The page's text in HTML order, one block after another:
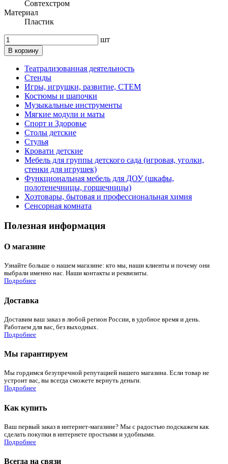
Совтехстром
Материал
Пластик
шт
В корзину
Театрализованная деятельность
Стенды
Игры, игрушки, развитие, СТЕМ
Костюмы и шапочки
Музыкальные инструменты
Мягкие модули и маты
Спорт и Здоровье
Столы детские
Стулья
Кровати детские
Мебель для группы детского сада (игровая, уголки,
стенки для игрушек)
Функциональная мебель для ДОУ (шкафы,
полотенечницы, горшечницы)
Хозтовары, бытовая и профессиональная химия
Сенсорная комната
Полезная информация
О магазине
Узнайте больше о нашем магазине: кто мы, наши клиенты и почему они
выбрали именно нас. Наши контакты и реквизиты.
Подробнее
Доставка
Доставим ваш заказ в любой регион России, в удобное время и день.
Работаем для вас, без выходных.
Подробнее
Мы гарантируем
Мы гордимся безупречной репутацией нашего магазина. Если товар не
устроит вас, вы всегда сможете вернуть деньги.
Подробнее
Как купить
Ваш первый заказ в интернет-магазине? Мы с радостью подскажем как
сделать покупки в интернете простыми и удобными.
Подробнее
Всегда на связи